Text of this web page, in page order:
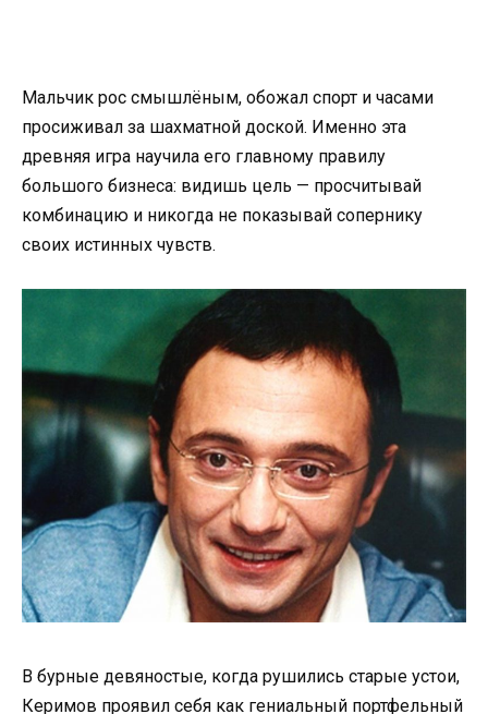
Мальчик рос смышлёным, обожал спорт и часами
просиживал за шахматной доской. Именно эта
древняя игра научила его главному правилу
большого бизнеса: видишь цель — просчитывай
комбинацию и никогда не показывай сопернику
своих истинных чувств.
В бурные девяностые, когда рушились старые устои,
Керимов проявил себя как гениальный портфельный